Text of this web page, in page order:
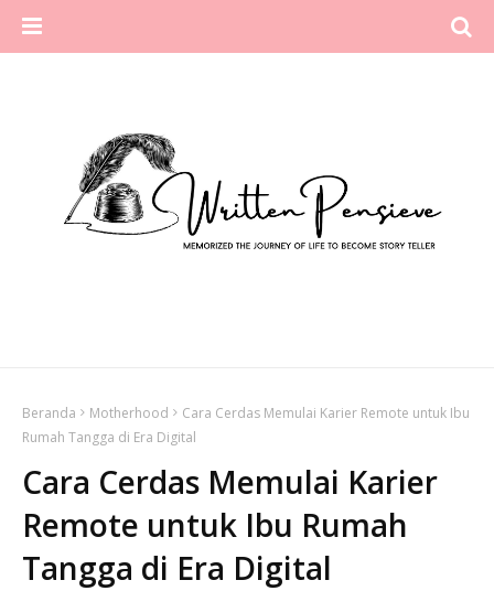
Beranda Motherhood
Cara Cerdas Memulai Karier Remote untuk Ibu
Rumah Tangga di Era Digital
Cara Cerdas Memulai Karier
Remote untuk Ibu Rumah
Tangga di Era Digital